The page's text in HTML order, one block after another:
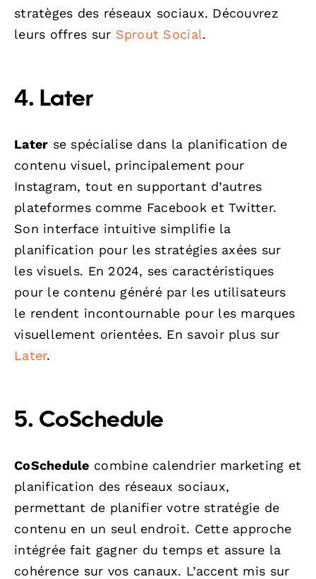
stratèges des réseaux sociaux. Découvrez
leurs offres sur Sprout Social.
4. Later
Later se spécialise dans la planification de
contenu visuel, principalement pour
Instagram, tout en supportant d’autres
plateformes comme Facebook et Twitter.
Son interface intuitive simplifie la
planification pour les stratégies axées sur
les visuels. En 2024, ses caractéristiques
pour le contenu généré par les utilisateurs
le rendent incontournable pour les marques
visuellement orientées. En savoir plus sur
Later.
5. CoSchedule
CoSchedule combine calendrier marketing et
planification des réseaux sociaux,
permettant de planifier votre stratégie de
contenu en un seul endroit. Cette approche
intégrée fait gagner du temps et assure la
cohérence sur vos canaux. L’accent mis sur